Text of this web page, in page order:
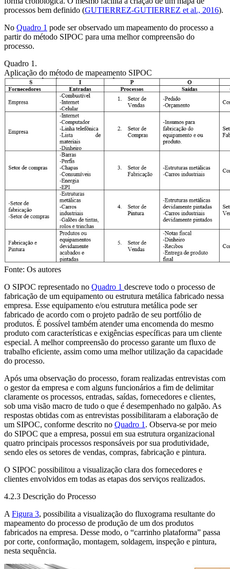
processos bem definido (GUTIERREZ-GUTIERREZ et al., 2016).
No Quadro 1 pode ser observado um mapeamento do processo a
partir do método SIPOC para uma melhor compreensão do
processo.
Quadro 1.
Aplicação do método de mapeamento SIPOC
Fonte: Os autores
O SIPOC representado no Quadro 1 descreve todo o processo de
fabricação de um equipamento ou estrutura metálica fabricado nessa
empresa. Esse equipamento e/ou estrutura metálica pode ser
fabricado de acordo com o projeto padrão de seu portfólio de
produtos. É possível também atender uma encomenda do mesmo
produto com características e exigências específicas para um cliente
especial. A melhor compreensão do processo garante um fluxo de
trabalho eficiente, assim como uma melhor utilização da capacidade
do processo.
Após uma observação do processo, foram realizadas entrevistas com
o gestor da empresa e com alguns funcionários a fim de delimitar
claramente os processos, entradas, saídas, fornecedores e clientes,
sob uma visão macro de tudo o que é desempenhado no galpão. As
respostas obtidas com as entrevistas possibilitaram a elaboração de
um SIPOC, conforme descrito no Quadro 1 . Observa-se por meio
do SIPOC que a empresa, possui em sua estrutura organizacional
quatro principais processos responsáveis por sua produtividade,
sendo eles os setores de vendas, compras, fabricação e pintura.
O SIPOC possibilitou a visualização clara dos fornecedores e
clientes envolvidos em todas as etapas dos serviços realizados.
4.2.3 Descrição do Processo
A Figura 3, possibilita a visualização do fluxograma resultante do
mapeamento do processo de produção de um dos produtos
fabricados na empresa. Desse modo, o “carrinho plataforma” passa
por corte, conformação, montagem, soldagem, inspeção e pintura,
nesta sequência.